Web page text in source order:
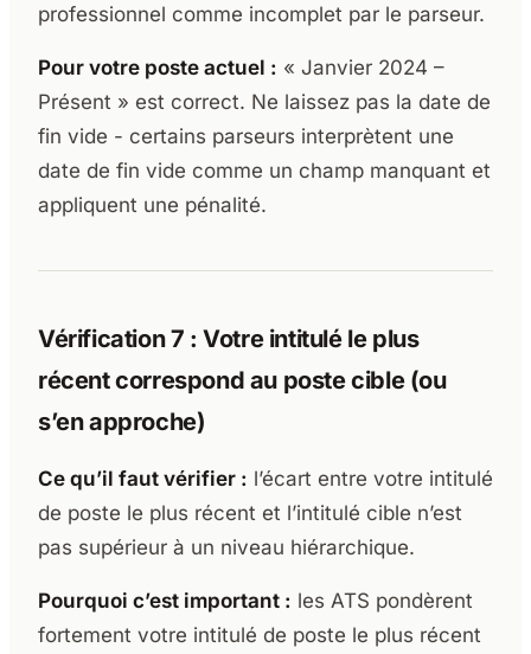
professionnel comme incomplet par le parseur.
Pour votre poste actuel : « Janvier 2024 –
Présent » est correct. Ne laissez pas la date de
fin vide - certains parseurs interprètent une
date de fin vide comme un champ manquant et
appliquent une pénalité.
Vérification 7 : Votre intitulé le plus
récent correspond au poste cible (ou
s’en approche)
Ce qu’il faut vérifier : l’écart entre votre intitulé
de poste le plus récent et l’intitulé cible n’est
pas supérieur à un niveau hiérarchique.
Pourquoi c’est important : les ATS pondèrent
fortement votre intitulé de poste le plus récent